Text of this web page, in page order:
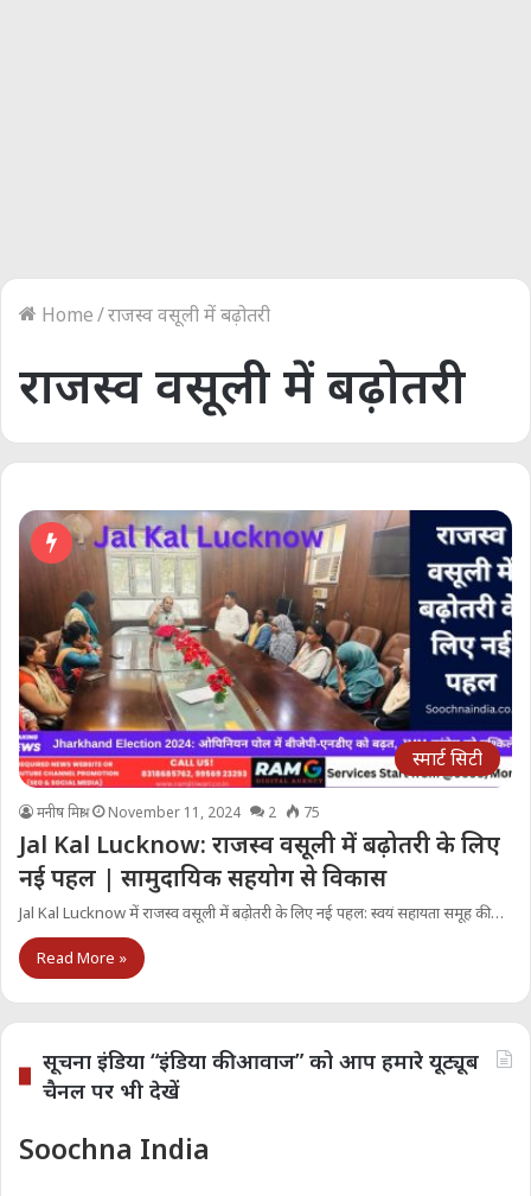
Home/राजस्व वसूली में बढ़ोतरी
राजस्व वसूली में बढ़ोतरी
स्मार्ट सिटी
मनीष मिश्रा November 11, 2024 2 75
Jal Kal Lucknow: राजस्व वसूली में बढ़ोतरी के लिए
नई पहल | सामुदायिक सहयोग से विकास
Jal Kal Lucknow में राजस्व वसूली में बढ़ोतरी के लिए नई पहल: स्वयं सहायता समूह की…
Read More »
सूचना इंडिया “इंडिया की आवाज” को आप हमारे यूट्यूब
चैनल पर भी देखें
Soochna India